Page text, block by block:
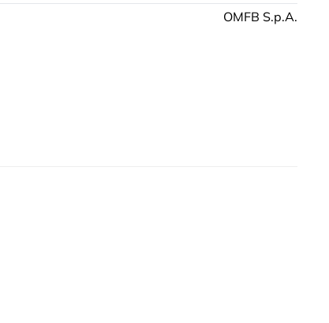
OMFB S.p.A.